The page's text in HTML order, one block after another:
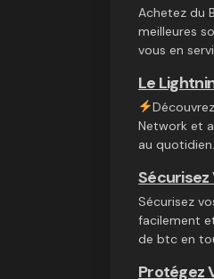
Achetez du
meilleures
vous en
Le
Network et
au quotidien.
Sécurisez
Sécurisez
facilement
de btc en
Protégez